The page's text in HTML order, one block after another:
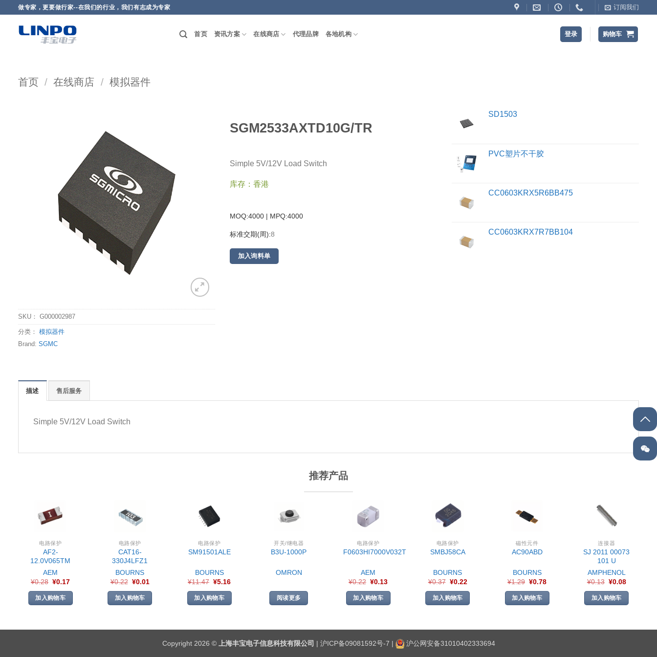
做专家，更要做行家--在我们的行业，我们有志成为专家 订阅我们
首页 资讯方案 在线商店 代理品牌 各地机构 登录 购物车
首页 / 在线商店 / 模拟器件
SKU： G000002987
分类： 模拟器件
Brand: SGMC
SGM2533AXTD10G/TR
Simple 5V/12V Load Switch
库存：香港
MOQ:4000 | MPQ:4000
标准交期(周):8
加入询料单
SD1503
PVC塑片不干胶
CC0603KRX5R6BB475
CC0603KRX7R7BB104
描述 售后服务
Simple 5V/12V Load Switch
推荐产品
电路保护
AF2-
12.0V065TM
AEM
¥0.28 ¥0.17
加入购物车
电路保护
CAT16-
330J4LFZ1
BOURNS
¥0.22 ¥0.01
加入购物车
电路保护
SM91501ALE
BOURNS
¥11.47 ¥5.16
加入购物车
开关/继电器
B3U-1000P
OMRON
阅读更多
电路保护
F0603HI7000V032T
AEM
¥0.22 ¥0.13
加入购物车
电路保护
SMBJ58CA
BOURNS
¥0.37 ¥0.22
加入购物车
磁性元件
AC90ABD
BOURNS
¥1.29 ¥0.78
加入购物车
连接器
SJ 2011 00073
101 U
AMPHENOL
¥0.13 ¥0.08
加入购物车
Copyright 2026 © 上海丰宝电子信息科技有限公司 | 沪ICP备09081592号-7 | 沪公网安备31010402333694